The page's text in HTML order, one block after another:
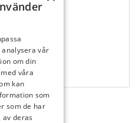
vår
om din
våra
kan
som
som de har
deras